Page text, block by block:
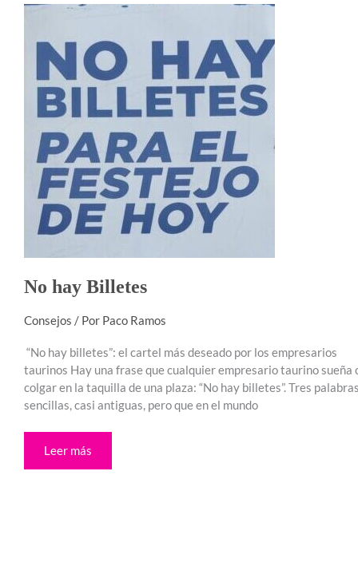
No hay Billetes
Consejos / Por Paco Ramos
“No hay billetes”: el cartel más deseado por los empresarios
taurinos Hay una frase que cualquier empresario taurino sueña
colgar en la taquilla de una plaza: “No hay billetes”. Tres palabras
sencillas, casi antiguas, pero que en el mundo
No
Leer más